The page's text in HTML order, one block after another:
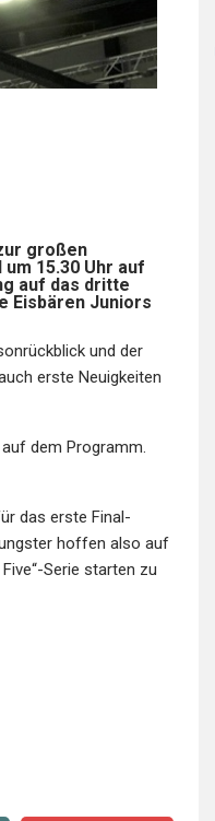
großen
15.30 Uhr auf
auf das dritte
Eisbären Juniors
und der
erste Neuigkeiten
dem Programm.
das erste Final-
hoffen also auf
Serie starten zu